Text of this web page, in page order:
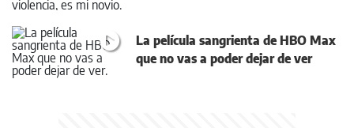
La película sangrienta de HBO Max
que no vas a poder dejar de ver